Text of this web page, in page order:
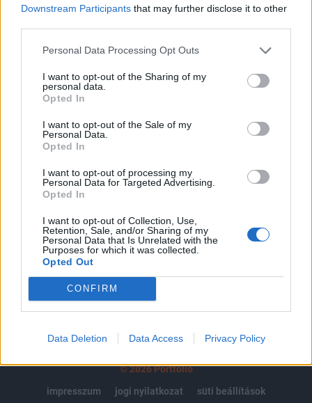
Downstream Participants that may further disclose it to other
Personal Data Processing Opt Outs
I want to opt-out of the Sharing of my
personal data.
Opted In
I want to opt-out of the Sale of my
Personal Data.
Opted In
I want to opt-out of processing my
Personal Data for Targeted Advertising.
Opted In
I want to opt-out of Collection, Use,
Retention, Sale, and/or Sharing of my
Personal Data that Is Unrelated with the
Purposes for which it was collected.
Opted Out
CONFIRM
Data Deletion Data Access Privacy Policy
tartozik, melynek olvasása előfizetéses
regisztrációhoz kötött.
Az előfizetés a következőket tartalmazza:
Portfolio.hu teljes cikkarchívum
kötéslistái
MÁR ELŐFIZETŐNK VAGY?
© 2026 Portfolio
impresszum
jogi nyilatkozat süti beállítások